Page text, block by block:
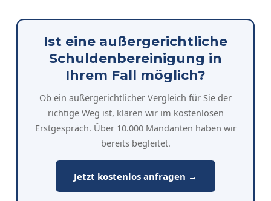
Ist eine außergerichtliche
Schuldenbereinigung in
Ihrem Fall möglich?
Ob ein außergerichtlicher Vergleich für Sie der
richtige Weg ist, klären wir im kostenlosen
Erstgespräch. Über 10.000 Mandanten haben wir
bereits begleitet.
Jetzt kostenlos anfragen →